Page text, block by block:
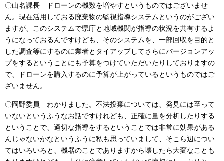
〇山名課長 ドローンの機数を増やすというものではございませ
ん。現在活用しておる廃棄物の監視指導システムというのがござい
ますが、このシステムで県庁と地域機関が指導の状況を共有するよ
うになっておるんですけども、そのシステムを、一部回収を目的と
した調査等にするのに業者とタイアップしてさらにバージョンアッ
プをするということにも予算をつけていただいたりしておりますの
で、ドローンを購入するのに予算が上がっているというものではご
ざいません。
〇岡野委員 わかりました。不法投棄については、発見には至って
いないというふうなお話ですけれども、正確に量を分析したりする
ということで、適切な指導をするということでは非常に効果がある
んじゃないかなというふうに私も思っていまして、そこら辺につい
てはいろいろと、機器のことでありますから壊したら大変なことも